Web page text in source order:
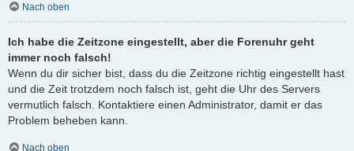
Nach oben
Ich habe die Zeitzone eingestellt, aber die Forenuhr geht
immer noch falsch!
Wenn du dir sicher bist, dass du die Zeitzone richtig eingestellt hast
und die Zeit trotzdem noch falsch ist, geht die Uhr des Servers
vermutlich falsch. Kontaktiere einen Administrator, damit er das
Problem beheben kann.
Nach oben